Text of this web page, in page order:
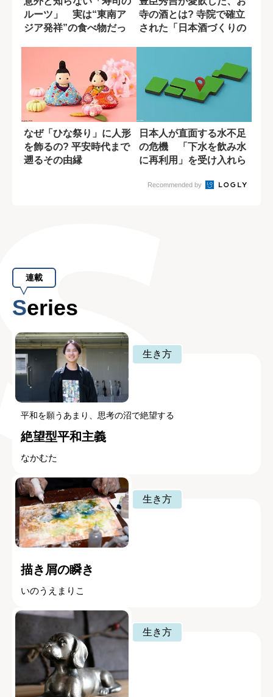
ルーツ」 実は“東南ア
ジア発祥”の食べ物だっ
寺の酒とは? 寺院で確立
された「日本酒づくりの
なぜ「ひな祭り」に人形
を飾るの? 平安時代まで
遡るその由縁
日本人が直面する水不足
の危機 「下水を飲み水
に再利用」を受け入れら
Recommended by
連載
Series
生き方
平和を願うあまり、思考の沼で絶望する
絶望型平和主義
なかむた
生き方
描き屑の瞬き
いのうえまりこ
生き方